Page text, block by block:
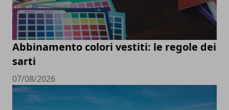
Abbinamento colori vestiti: le regole dei
sarti
07/08/2026